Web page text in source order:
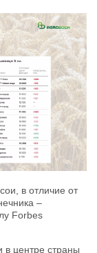
в отличие от
–
Forbes
центре страны